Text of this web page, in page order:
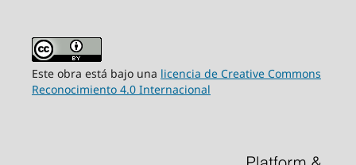
Este obra está bajo una licencia de Creative Commons
Reconocimiento 4.0 Internacional